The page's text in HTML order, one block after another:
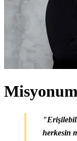
herkesin